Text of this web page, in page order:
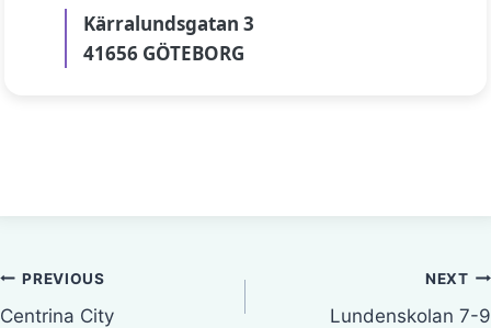
Kärralundsgatan 3
41656 GÖTEBORG
Inläggsnavigering
PREVIOUS
Centrina City
NEXT
Lundenskolan 7-9